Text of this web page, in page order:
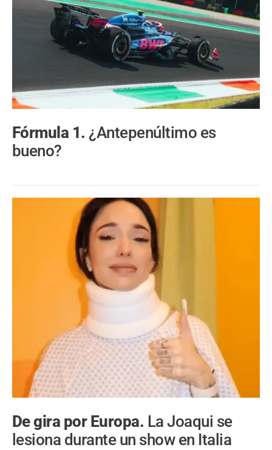
Fórmula 1. ¿Antepenúltimo es
bueno?
De gira por Europa. La Joaqui se
lesiona durante un show en Italia